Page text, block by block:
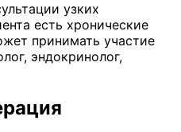
узких
есть хронические
принимать участие
эндокринолог,